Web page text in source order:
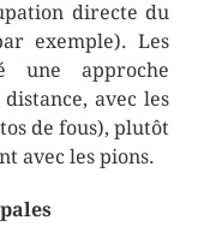
directe du
exemple). Les
une approche
avec les
de fous), plutôt
avec les pions.